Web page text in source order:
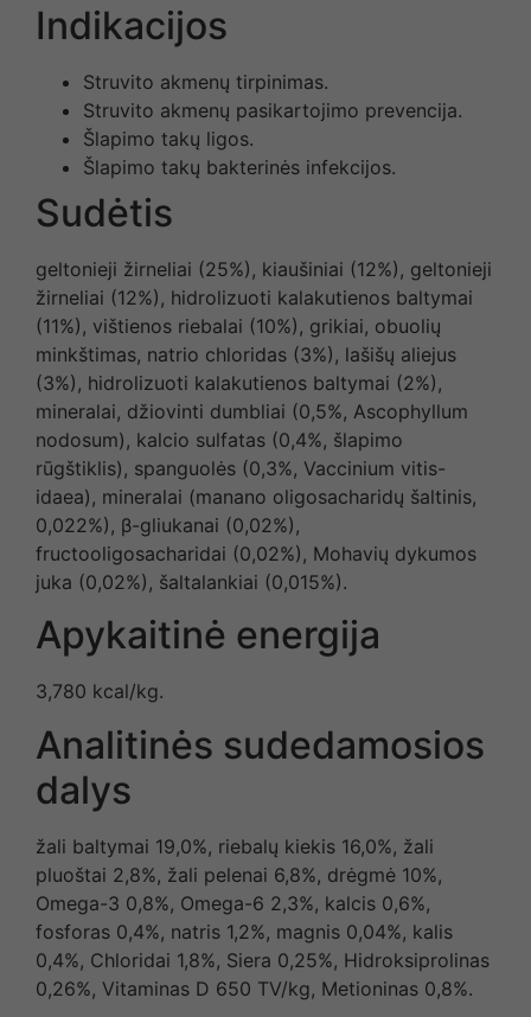
Indikacijos
Struvito akmenų tirpinimas.
Struvito akmenų pasikartojimo prevencija.
Šlapimo takų ligos.
Šlapimo takų bakterinės infekcijos.
Sudėtis
geltonieji žirneliai (25%), kiaušiniai (12%), geltonieji
žirneliai (12%), hidrolizuoti kalakutienos baltymai
(11%), vištienos riebalai (10%), grikiai, obuolių
minkštimas, natrio chloridas (3%), lašišų aliejus
(3%), hidrolizuoti kalakutienos baltymai (2%),
mineralai, džiovinti dumbliai (0,5%, Ascophyllum
nodosum), kalcio sulfatas (0,4%, šlapimo
rūgštiklis), spanguolės (0,3%, Vaccinium vitis-
idaea), mineralai (manano oligosacharidų šaltinis,
0,022%), β-gliukanai (0,02%),
fructooligosacharidai (0,02%), Mohavių dykumos
juka (0,02%), šaltalankiai (0,015%).
Apykaitinė energija
3,780 kcal/kg.
Analitinės sudedamosios
dalys
žali baltymai 19,0%, riebalų kiekis 16,0%, žali
pluoštai 2,8%, žali pelenai 6,8%, drėgmė 10%,
Omega-3 0,8%, Omega-6 2,3%, kalcis 0,6%,
fosforas 0,4%, natris 1,2%, magnis 0,04%, kalis
0,4%, Chloridai 1,8%, Siera 0,25%, Hidroksiprolinas
0,26%, Vitaminas D 650 TV/kg, Metioninas 0,8%.